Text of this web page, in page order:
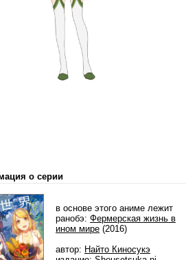
о серии
в основе этого аниме лежит
ранобэ: Фермерская жизнь в
ином мире (2016)
автор: Найто Киносукэ